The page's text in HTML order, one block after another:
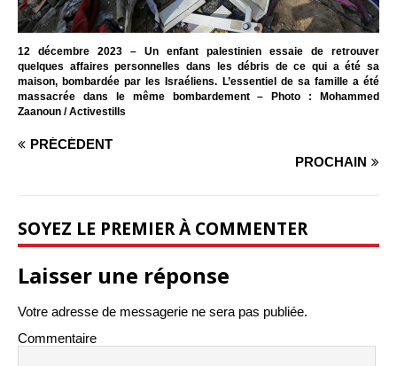
12 décembre 2023 – Un enfant palestinien essaie de retrouver
quelques affaires personnelles dans les débris de ce qui a été sa
maison, bombardée par les Israéliens. L’essentiel de sa famille a été
massacrée dans le même bombardement – Photo : Mohammed
Zaanoun / Activestills
PRÉCÉDENT
PROCHAIN
SOYEZ LE PREMIER À COMMENTER
Laisser une réponse
Votre adresse de messagerie ne sera pas publiée.
Commentaire